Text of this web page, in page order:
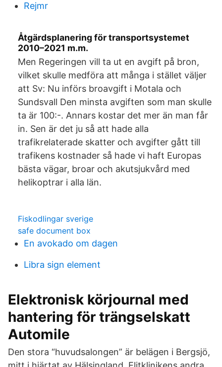
Rejmr
Åtgärdsplanering för transportsystemet
2010–2021 m.m.
Men Regeringen vill ta ut en avgift på bron,
vilket skulle medföra att många i stället väljer
att Sv: Nu införs broavgift i Motala och
Sundsvall Den minsta avgiften som man skulle
ta är 100:-. Annars kostar det mer än man får
in. Sen är det ju så att hade alla
trafikrelaterade skatter och avgifter gått till
trafikens kostnader så hade vi haft Europas
bästa vägar, broar och akutsjukvård med
helikoptrar i alla län.
Fiskodlingar sverige
safe document box
En avokado om dagen
Libra sign element
Elektronisk körjournal med
hantering för trängselskatt
Automile
Den stora “huvudsalongen” är belägen i Bergsjö,